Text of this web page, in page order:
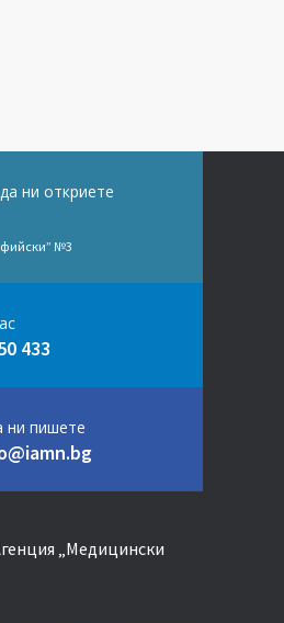
ни откриете
№3
433
ни пишете
„Медицински